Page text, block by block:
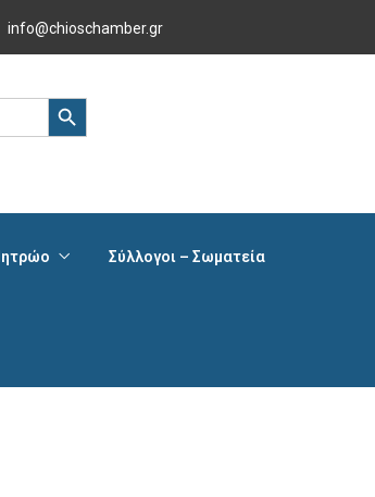
info@chioschamber.gr
Search Button
Σύλλογοι – Σωματεία